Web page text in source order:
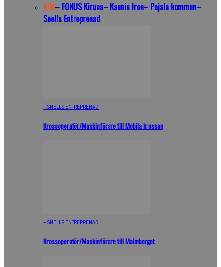
Alla– FONUS Kiruna– Kaunis Iron– Pajala kommun–
Snells Entreprenad
– SNELLS ENTREPRENAD
Krossoperatör/Maskinförare till Mobila krossen
– SNELLS ENTREPRENAD
Krossoperatör/Maskinförare till Malmberget